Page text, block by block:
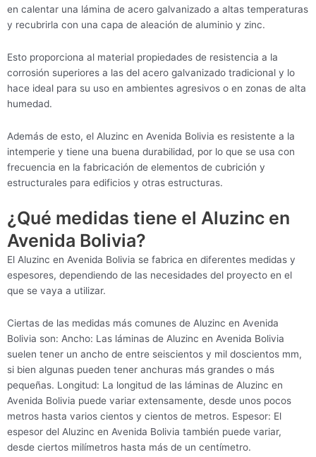
en calentar una lámina de acero galvanizado a altas temperaturas
y recubrirla con una capa de aleación de aluminio y zinc.
Esto proporciona al material propiedades de resistencia a la
corrosión superiores a las del acero galvanizado tradicional y lo
hace ideal para su uso en ambientes agresivos o en zonas de alta
humedad.
Además de esto, el Aluzinc en Avenida Bolivia es resistente a la
intemperie y tiene una buena durabilidad, por lo que se usa con
frecuencia en la fabricación de elementos de cubrición y
estructurales para edificios y otras estructuras.
¿Qué medidas tiene el Aluzinc en
Avenida Bolivia?
El Aluzinc en Avenida Bolivia se fabrica en diferentes medidas y
espesores, dependiendo de las necesidades del proyecto en el
que se vaya a utilizar.
Ciertas de las medidas más comunes de Aluzinc en Avenida
Bolivia son: Ancho: Las láminas de Aluzinc en Avenida Bolivia
suelen tener un ancho de entre seiscientos y mil doscientos mm,
si bien algunas pueden tener anchuras más grandes o más
pequeñas. Longitud: La longitud de las láminas de Aluzinc en
Avenida Bolivia puede variar extensamente, desde unos pocos
metros hasta varios cientos y cientos de metros. Espesor: El
espesor del Aluzinc en Avenida Bolivia también puede variar,
desde ciertos milímetros hasta más de un centímetro.